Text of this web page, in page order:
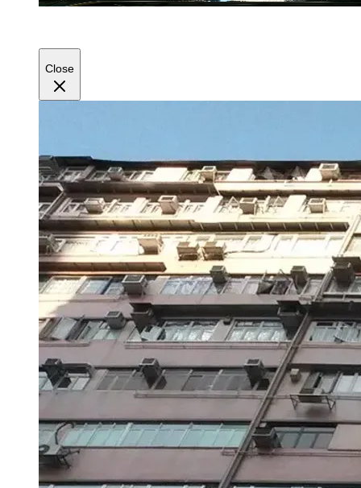
Close